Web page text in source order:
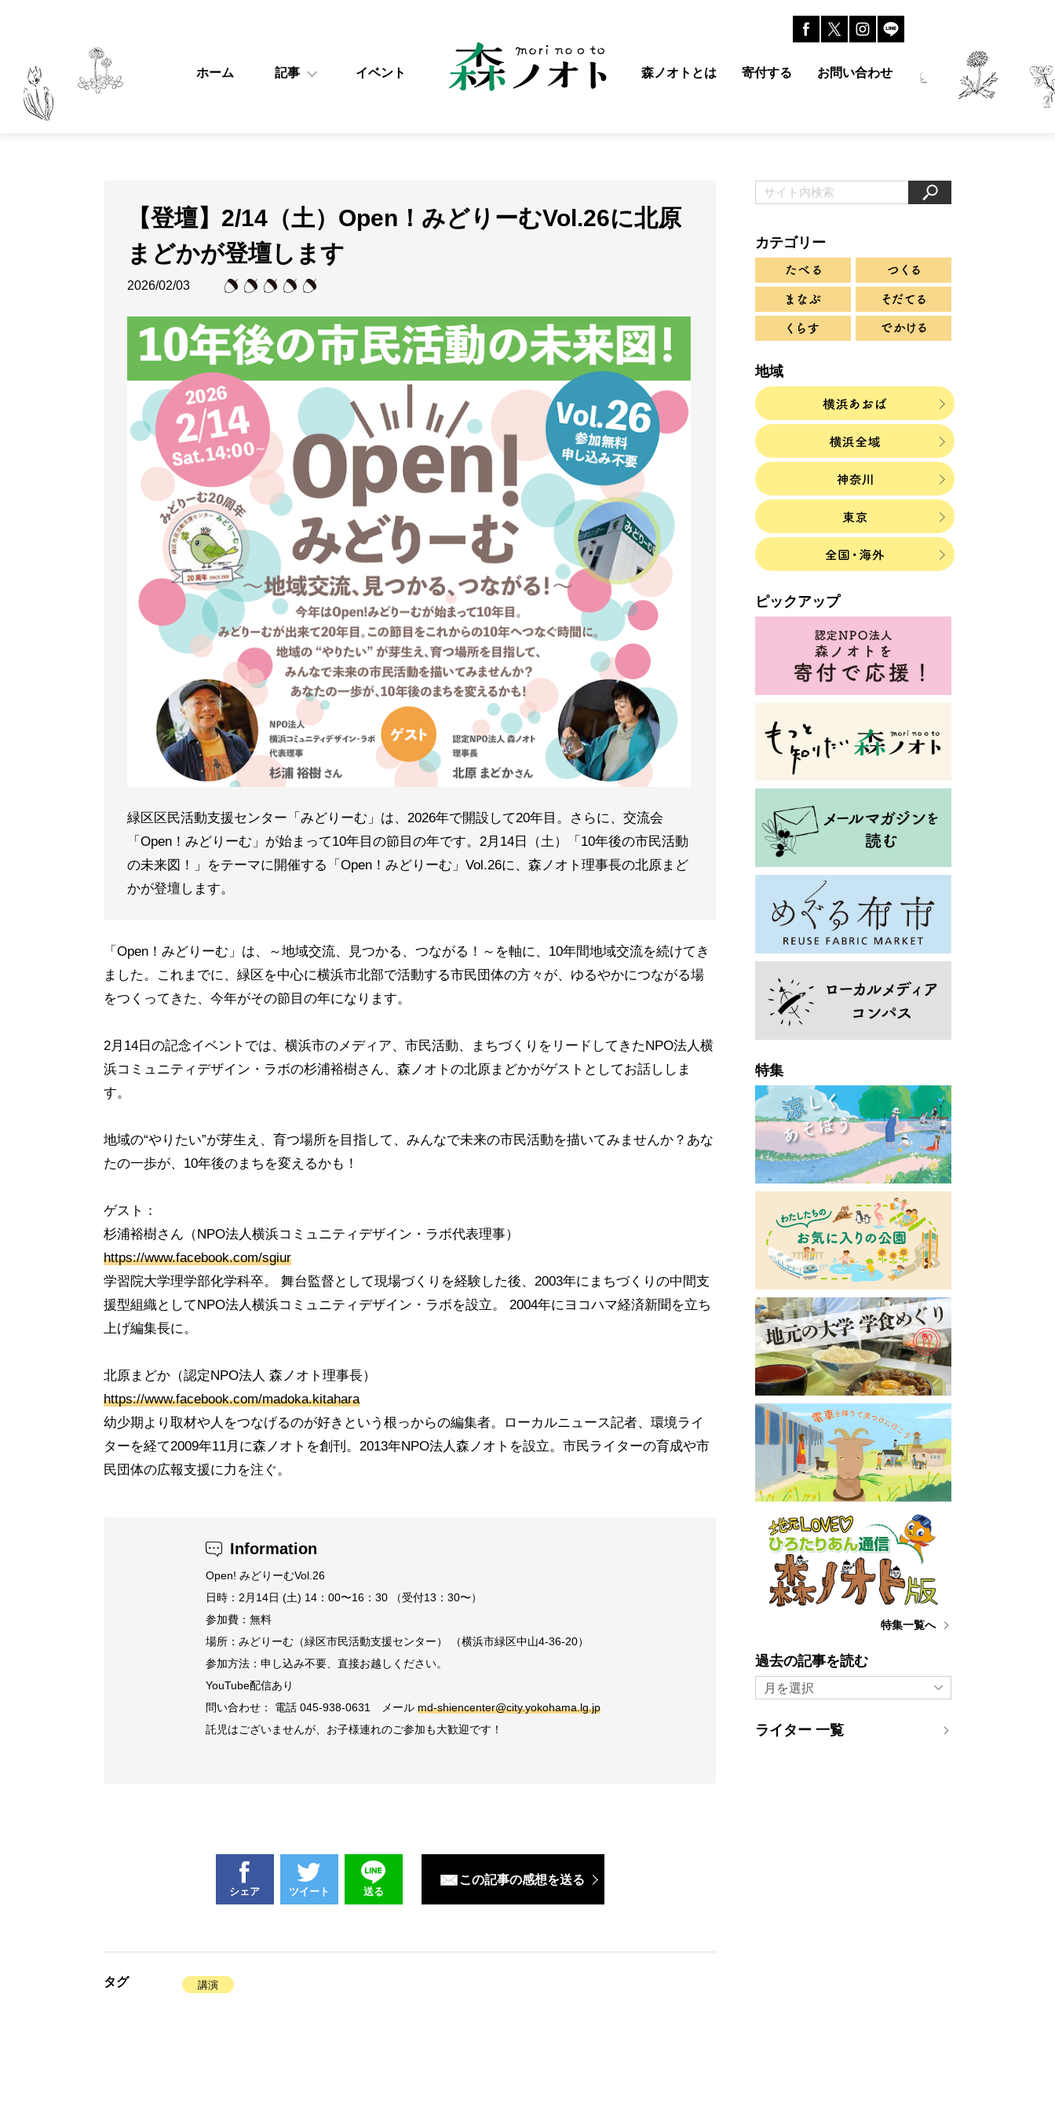
ホーム 記事 イベント 森ノオトとは 寄付する お問い合わせ
【登壇】2/14（土）Open！みどりーむVol.26に北原
まどかが登壇します
2026/02/03
緑区区民活動支援センター「みどりーむ」は、2026年で開設して20年目。さらに、交流会
「Open！みどりーむ」が始まって10年目の節目の年です。2月14日（土）「10年後の市民活動
の未来図！」をテーマに開催する「Open！みどりーむ」Vol.26に、森ノオト理事長の北原まど
かが登壇します。
「Open！みどりーむ」は、～地域交流、見つかる、つながる！～を軸に、10年間地域交流を続けてき
ました。これまでに、緑区を中心に横浜市北部で活動する市民団体の方々が、ゆるやかにつながる場
をつくってきた、今年がその節目の年になります。
2月14日の記念イベントでは、横浜市のメディア、市民活動、まちづくりをリードしてきたNPO法人横
浜コミュニティデザイン・ラボの杉浦裕樹さん、森ノオトの北原まどかがゲストとしてお話ししま
す。
地域の“やりたい”が芽生え、育つ場所を目指して、みんなで未来の市民活動を描いてみませんか？あな
たの一歩が、10年後のまちを変えるかも！
ゲスト：
杉浦裕樹さん（NPO法人横浜コミュニティデザイン・ラボ代表理事）
https://www.facebook.com/sgiur
学習院大学理学部化学科卒。 舞台監督として現場づくりを経験した後、2003年にまちづくりの中間支
援型組織としてNPO法人横浜コミュニティデザイン・ラボを設立。 2004年にヨコハマ経済新聞を立ち
上げ編集長に。
北原まどか（認定NPO法人 森ノオト理事長）
https://www.facebook.com/madoka.kitahara
幼少期より取材や人をつなげるのが好きという根っからの編集者。ローカルニュース記者、環境ライ
ターを経て2009年11月に森ノオトを創刊。2013年NPO法人森ノオトを設立。市民ライターの育成や市
民団体の広報支援に力を注ぐ。
Information
Open! みどりーむVol.26
日時：2月14日 (土) 14：00〜16：30 （受付13：30〜）
参加費：無料
場所：みどりーむ（緑区市民活動支援センター） （横浜市緑区中山4-36-20）
参加方法：申し込み不要、直接お越しください。
YouTube配信あり
問い合わせ： 電話 045-938-0631 メール md-shiencenter@city.yokohama.lg.jp
託児はございませんが、お子様連れのご参加も大歓迎です！
シェア ツイート 送る
この記事の感想を送る
タグ 講演
カテゴリー
地域
ピックアップ
特集
特集一覧へ
過去の記事を読む
月を選択
ライター 一覧